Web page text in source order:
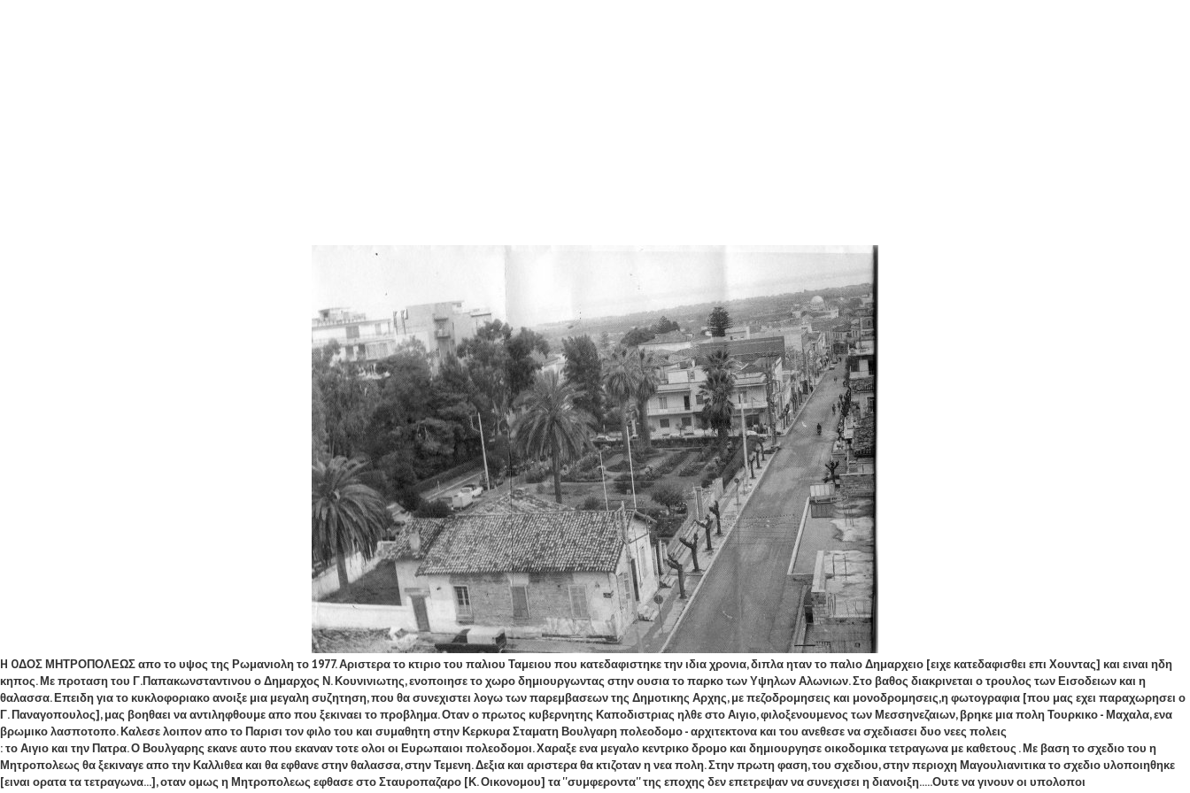
H OΔΟΣ ΜΗΤΡΟΠΟΛΕΩΣ απο το υψος της Ρωμανιολη το 1977. Αριστερα το κτιριο του παλιου Ταμειου που κατεδαφιστηκε την ιδια χρονια, διπλα ηταν το παλιο Δημαρχειο [ειχε κατεδαφισθει επι Χουντας] και ειναι ηδη
κηπος. Με προταση του Γ.Παπακωνσταντινου ο Δημαρχος Ν. Κουνινιωτης, ενοποιησε το χωρο δημιουργωντας στην ουσια το παρκο των Υψηλων Αλωνιων. Στο βαθος διακρινεται ο τρουλος των Εισοδειων και η
θαλασσα. Επειδη για το κυκλοφοριακο ανοιξε μια μεγαλη συζητηση, που θα συνεχιστει λογω των παρεμβασεων της Δημοτικης Αρχης, με πεζοδρομησεις και μονοδρομησεις,η φωτογραφια [που μας εχει παραχωρησει ο
Γ. Παναγοπουλος], μας βοηθαει να αντιληφθουμε απο που ξεκιναει το προβλημα. Οταν ο πρωτος κυβερνητης Καποδιστριας ηλθε στο Αιγιο, φιλοξενουμενος των Μεσσηνεζαιων, βρηκε μια πολη Τουρκικο - Μαχαλα, ενα
βρωμικο λασποτοπο. Καλεσε λοιπον απο το Παρισι τον φιλο του και συμαθητη στην Κερκυρα Σταματη Βουλγαρη πολεοδομο - αρχιτεκτονα και του ανεθεσε να σχεδιασει δυο νεες πολεις
: το Αιγιο και την Πατρα. Ο Βουλγαρης εκανε αυτο που εκαναν τοτε ολοι οι Ευρωπαιοι πολεοδομοι. Χαραξε ενα μεγαλο κεντρικο δρομο και δημιουργησε οικοδομικα τετραγωνα με καθετους . Με βαση το σχεδιο του η
Μητροπολεως θα ξεκιναγε απο την Καλλιθεα και θα εφθανε στην θαλασσα, στην Τεμενη. Δεξια και αριστερα θα κτιζοταν η νεα πολη. Στην πρωτη φαση, του σχεδιου, στην περιοχη Μαγουλιανιτικα το σχεδιο υλοποιηθηκε
[ειναι ορατα τα τετραγωνα...], οταν ομως η Μητροπολεως εφθασε στο Σταυροπαζαρο [Κ. Οικονομου] τα ''συμφεροντα'' της εποχης δεν επετρεψαν να συνεχισει η διανοιξη.....Ουτε να γινουν οι υπολοποι